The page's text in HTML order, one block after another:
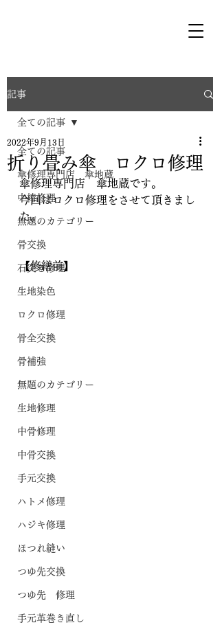
記事
全ての記事
傘修理専門店 傘地蔵
中棒修理
無題のカテゴリー
骨交換
石突き修理
生地染色
ロクロ修理
骨全交換
骨補強
無題のカテゴリー
生地修理
中骨修理
中骨交換
手元交換
ハトメ修理
ハジキ修理
ほつれ縫い
つゆ先交換
つゆ先 修理
手元革巻き直し
全ての記事
折り畳み傘 ロクロ修理
2022年9月13日
傘修理専門店　傘地蔵です。
今回はロクロ修理をさせて頂きまし
た。
【修繕前】